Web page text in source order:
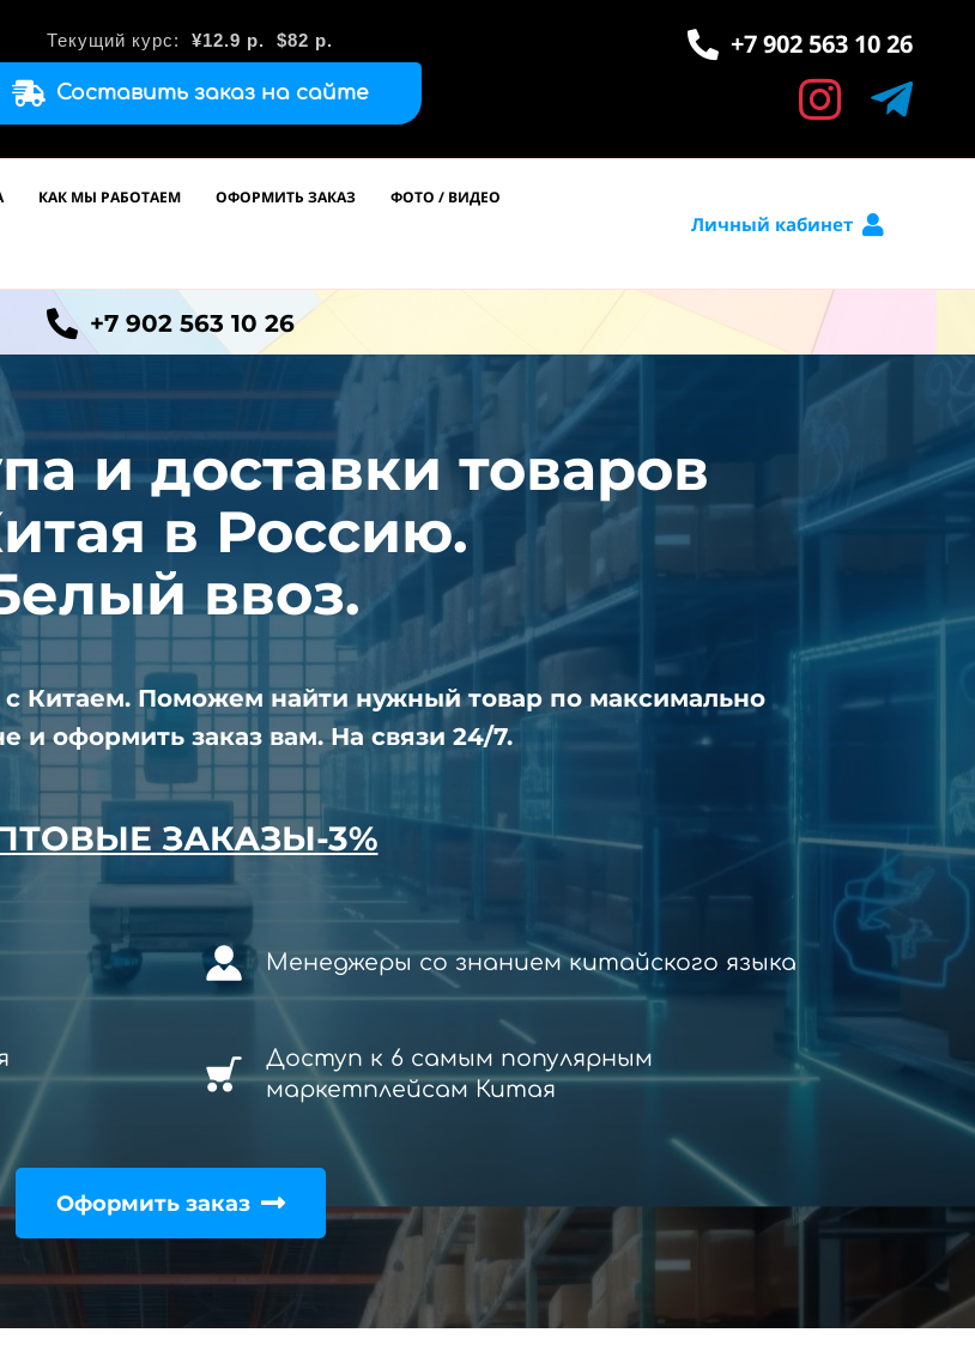
Текущий курс: ¥12.9 р. $82 р.
Составить заказ на сайте
+7 902 563 10 26
КАК МЫ РАБОТАЕМ ОФОРМИТЬ ЗАКАЗ ФОТО / ВИДЕО
Личный кабинет
+7 902 563 10 26
и доставки товаров
в Россию.
ввоз.
Китаем. Поможем найти нужный товар по максимально
и оформить заказ вам. На связи 24/7.
ЗАКАЗЫ-3%
Менеджеры со знанием китайского языка
Доступ к 6 самым популярным
маркетплейсам Китая
Оформить заказ